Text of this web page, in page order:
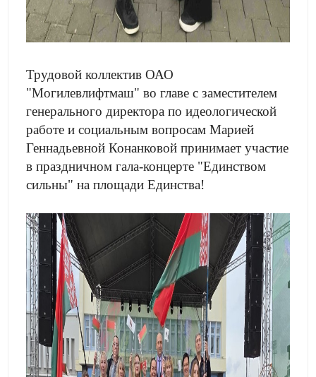
Трудовой коллектив ОАО
"Могилевлифтмаш" во главе с заместителем
генерального директора по идеологической
работе и социальным вопросам Марией
Геннадьевной Конанковой принимает участие
в праздничном гала-концерте "Единством
сильны" на площади Единства!